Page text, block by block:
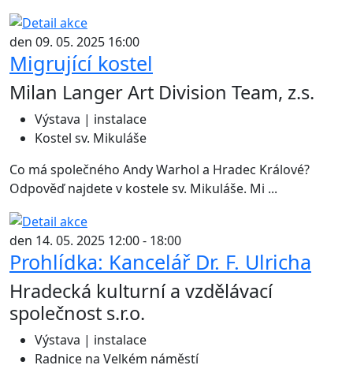
den 09. 05. 2025 16:00
Migrující kostel
Milan Langer Art Division Team, z.s.
Výstava | instalace
Kostel sv. Mikuláše
Co má společného Andy Warhol a Hradec Králové?
Odpověď najdete v kostele sv. Mikuláše. Mi ...
den 14. 05. 2025 12:00 - 18:00
Prohlídka: Kancelář Dr. F. Ulricha
Hradecká kulturní a vzdělávací
společnost s.r.o.
Výstava | instalace
Radnice na Velkém náměstí